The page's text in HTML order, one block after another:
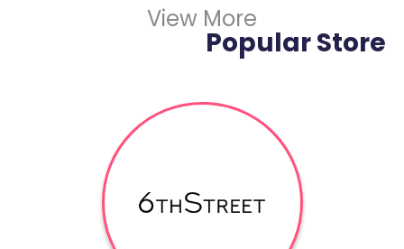
View More
Popular Store